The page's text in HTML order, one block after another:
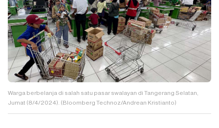
Warga berbelanja di salah satu pasar swalayan di Tangerang Selatan,
Jumat (8/4/2024). (Bloomberg Technoz/Andrean Kristianto)